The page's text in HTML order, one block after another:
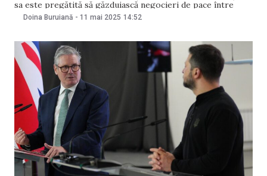
sa este pregătită să găzduiască negocieri de pace între
Rusia și Ucraina. Presa rusă a relatat că Erdogan a avut o
Doina Buruiană - 11 mai 2025 14:52